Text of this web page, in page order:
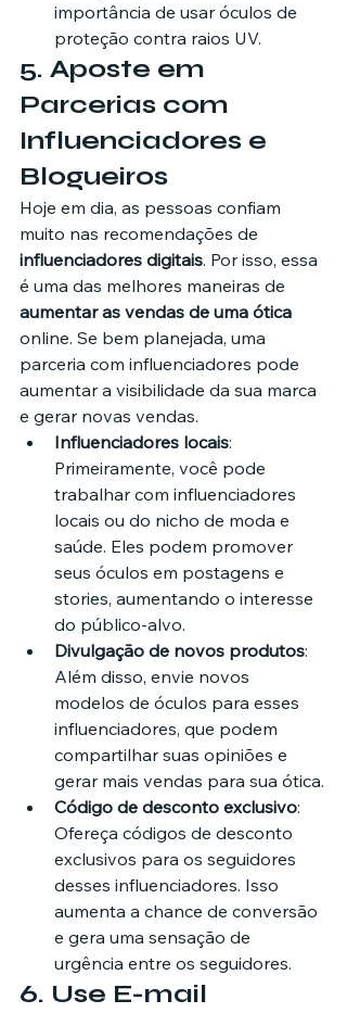
importância de usar óculos de
proteção contra raios UV.
5. Aposte em
Parcerias com
Influenciadores e
Blogueiros
Hoje em dia, as pessoas confiam
muito nas recomendações de
influenciadores digitais. Por isso, essa
é uma das melhores maneiras de
aumentar as vendas de uma ótica
online. Se bem planejada, uma
parceria com influenciadores pode
aumentar a visibilidade da sua marca
e gerar novas vendas.
Influenciadores locais:
Primeiramente, você pode
trabalhar com influenciadores
locais ou do nicho de moda e
saúde. Eles podem promover
seus óculos em postagens e
stories, aumentando o interesse
do público-alvo.
Divulgação de novos produtos:
Além disso, envie novos
modelos de óculos para esses
influenciadores, que podem
compartilhar suas opiniões e
gerar mais vendas para sua ótica.
Código de desconto exclusivo:
Ofereça códigos de desconto
exclusivos para os seguidores
desses influenciadores. Isso
aumenta a chance de conversão
e gera uma sensação de
urgência entre os seguidores.
6. Use E-mail